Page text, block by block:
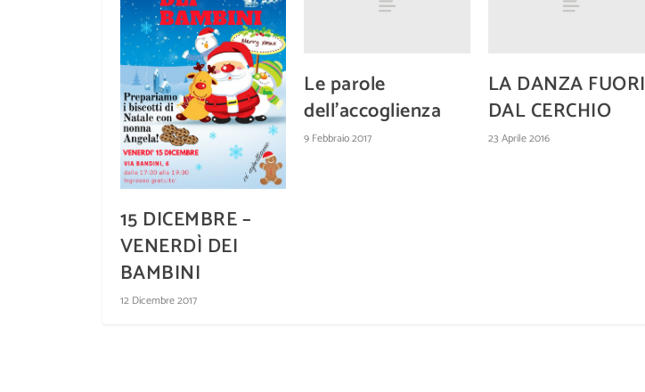
15 DICEMBRE –
VENERDÌ DEI
BAMBINI
12 Dicembre 2017
Le parole
dell’accoglienza
9 Febbraio 2017
LA DANZA FUORI
DAL CERCHIO
23 Aprile 2016